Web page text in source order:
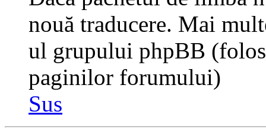
nouă traducere. Mai
ul grupului phpBB
paginilor forumului)
Sus